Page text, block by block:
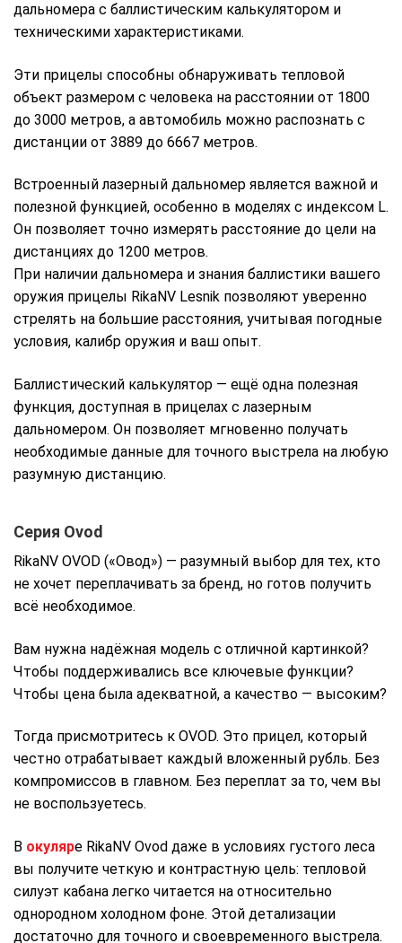
дальномера с баллистическим калькулятором и
техническими характеристиками.
Эти прицелы способны обнаруживать тепловой
объект размером с человека на расстоянии от 1800
до 3000 метров, а автомобиль можно распознать с
дистанции от 3889 до 6667 метров.
Встроенный лазерный дальномер является важной и
полезной функцией, особенно в моделях с индексом L.
Он позволяет точно измерять расстояние до цели на
дистанциях до 1200 метров.
При наличии дальномера и знания баллистики вашего
оружия прицелы RikaNV Lesnik позволяют уверенно
стрелять на большие расстояния, учитывая погодные
условия, калибр оружия и ваш опыт.
Баллистический калькулятор — ещё одна полезная
функция, доступная в прицелах с лазерным
дальномером. Он позволяет мгновенно получать
необходимые данные для точного выстрела на любую
разумную дистанцию.
Серия Ovod
RikaNV OVOD («Овод») — разумный выбор для тех, кто
не хочет переплачивать за бренд, но готов получить
всё необходимое.
Вам нужна надёжная модель с отличной картинкой?
Чтобы поддерживались все ключевые функции?
Чтобы цена была адекватной, а качество — высоким?
Тогда присмотритесь к OVOD. Это прицел, который
честно отрабатывает каждый вложенный рубль. Без
компромиссов в главном. Без переплат за то, чем вы
не воспользуетесь.
В окуляре RikaNV Ovod даже в условиях густого леса
вы получите четкую и контрастную цель: тепловой
силуэт кабана легко читается на относительно
однородном холодном фоне. Этой детализации
достаточно для точного и своевременного выстрела.